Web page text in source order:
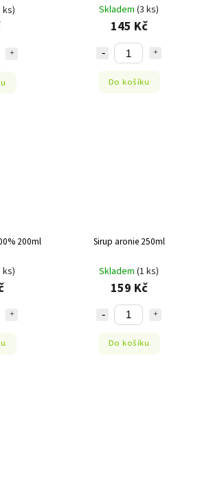
ks) Skladem (3 ks)
145 Kč
Do košíku
200ml
ks)
Sirup aronie 250ml
Skladem (1 ks)
159 Kč
Do košíku